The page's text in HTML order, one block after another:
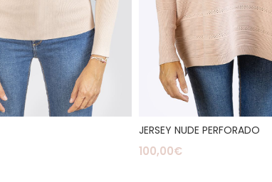
JERSEY NUDE PERFORADO
100,00€